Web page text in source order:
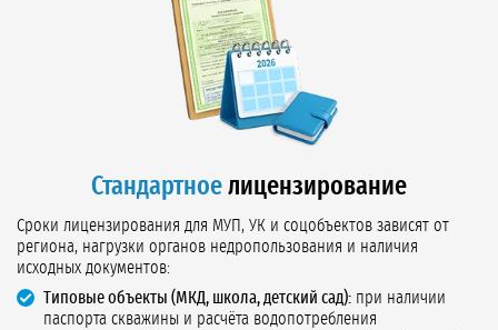
Стандартное лицензирование
Сроки лицензирования для МУП, УК и соцобъектов зависят от
региона, нагрузки органов недропользования и наличия
исходных документов:
Типовые объекты (МКД, школа, детский сад): при наличии
паспорта скважины и расчёта водопотребления